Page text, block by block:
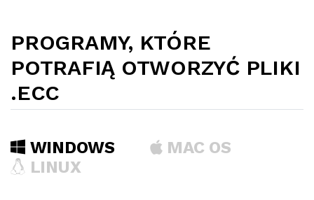
PROGRAMY, KTÓRE
POTRAFIĄ OTWORZYĆ PLIKI
.ECC
WINDOWS
MAC OS
LINUX